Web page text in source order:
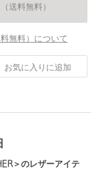
送料無料）
無料）について
お気に入りに追加
＞のレザーアイテ